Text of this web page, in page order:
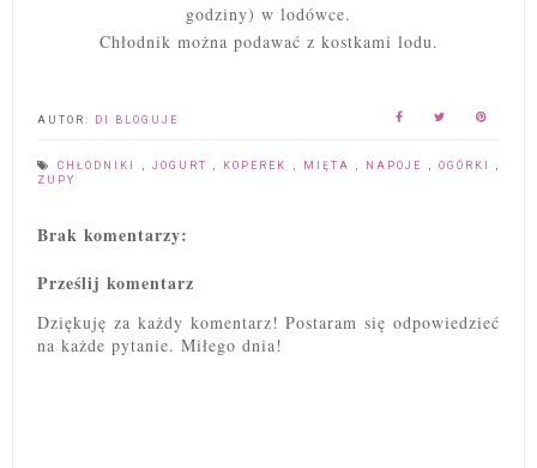
godziny) w lodówce.
Chłodnik można podawać z kostkami lodu.
AUTOR: DI BLOGUJE
CHŁODNIKI , JOGURT , KOPEREK , MIĘTA , NAPOJE , OGÓRKI ,
ZUPY
Brak komentarzy:
Prześlij komentarz
Dziękuję za każdy komentarz! Postaram się odpowiedzieć
na każde pytanie. Miłego dnia!